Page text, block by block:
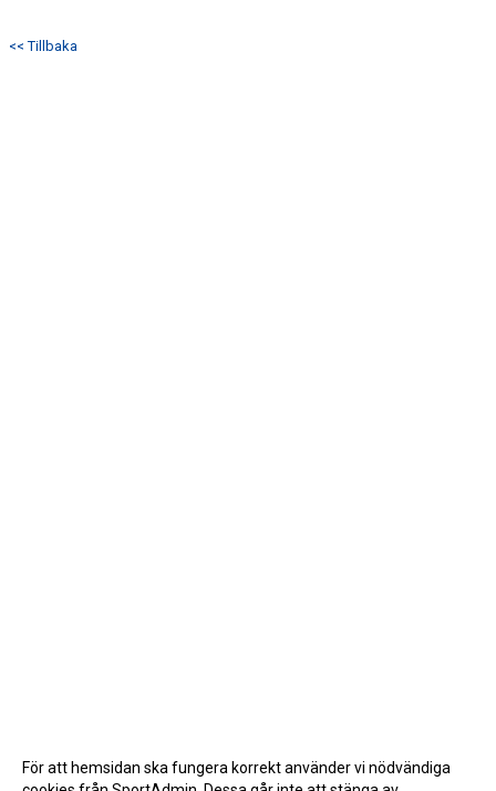
<< Tillbaka
För att hemsidan ska fungera korrekt använder vi nödvändiga